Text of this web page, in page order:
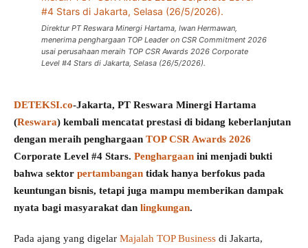
Direktur PT Reswara Minergi Hartama, Iwan Hermawan,
menerima penghargaan TOP Leader on CSR Commitment 2026
usai perusahaan meraih TOP CSR Awards 2026 Corporate
Level #4 Stars di Jakarta, Selasa (26/5/2026).
DETEKSI.co-Jakarta, PT Reswara Minergi Hartama
(Reswara) kembali mencatat prestasi di bidang keberlanjutan
dengan meraih penghargaan TOP CSR Awards 2026
Corporate Level #4 Stars. Penghargaan ini menjadi bukti
bahwa sektor pertambangan tidak hanya berfokus pada
keuntungan bisnis, tetapi juga mampu memberikan dampak
nyata bagi masyarakat dan lingkungan.
Pada ajang yang digelar Majalah TOP Business di Jakarta,